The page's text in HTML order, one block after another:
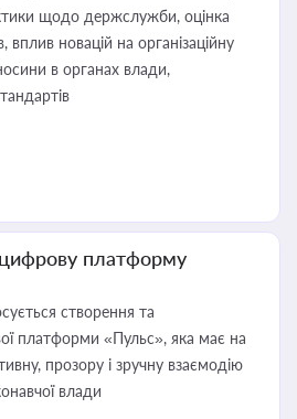
щодо держслужби, оцінка
вплив новацій на організаційну
в органах влади,
платформу
створення та
платформи «Пульс», яка має на
прозору і зручну взаємодію
влади